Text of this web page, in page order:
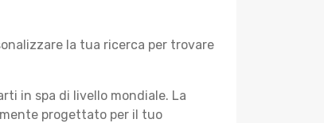
la tua ricerca per trovare
in spa di livello mondiale. La
progettato per il tuo